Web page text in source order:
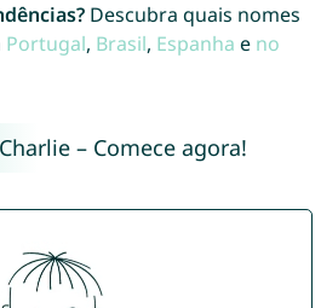
Descubra quais nomes
Portugal, Brasil, Espanha e no
– Comece agora!